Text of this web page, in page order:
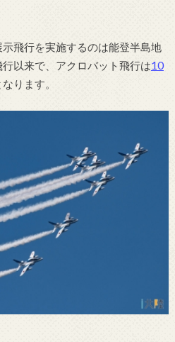
飛行を実施するのは能登半島地
以来で、アクロバット飛行は10
ります。